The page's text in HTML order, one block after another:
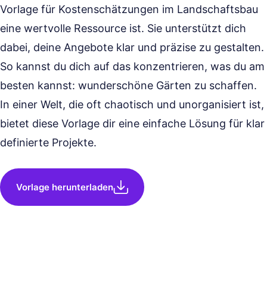
Vorlage für Kostenschätzungen im Landschaftsbau
eine wertvolle Ressource ist. Sie unterstützt dich
dabei, deine Angebote klar und präzise zu gestalten.
So kannst du dich auf das konzentrieren, was du am
besten kannst: wunderschöne Gärten zu schaffen.
In einer Welt, die oft chaotisch und unorganisiert ist,
bietet diese Vorlage dir eine einfache Lösung für klar
definierte Projekte.
Vorlage herunterladen